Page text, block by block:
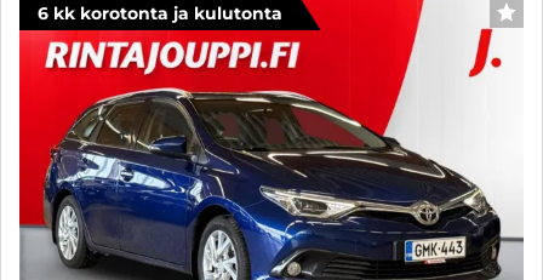
6 kk korotonta ja kulutonta